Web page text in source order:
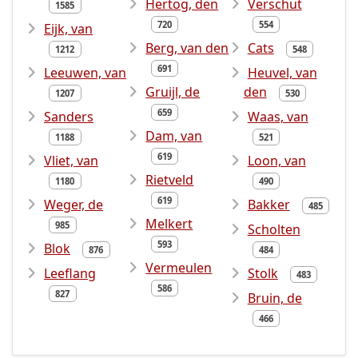
1585
Eijk, van
1212
Leeuwen, van
1207
Sanders
1188
Vliet, van
1180
Weger, de
985
Blok 876
Leeflang
827
Hertog, den
720
Berg, van den
691
Gruijl, de
659
Dam, van
619
Rietveld
619
Melkert
593
Vermeulen
586
Verschut
554
Cats 548
Heuvel, van
den
530
Waas, van
521
Loon, van
490
Bakker 485
Scholten
484
Stolk 483
Bruin, de
466